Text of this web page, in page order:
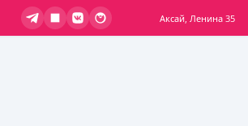
Аксай, Ленина 35